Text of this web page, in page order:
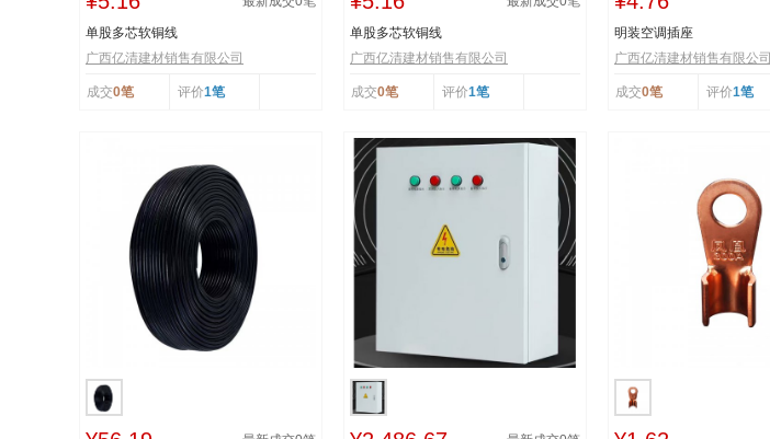
单股多芯软铜线
广西亿清建材销售有限公司
成交0笔 评价1笔
单股多芯软铜线
广西亿清建材销售有限公司
成交0笔 评价1笔
明装空调插座
广西亿清建材销售有限公司
成交0笔 评价1笔